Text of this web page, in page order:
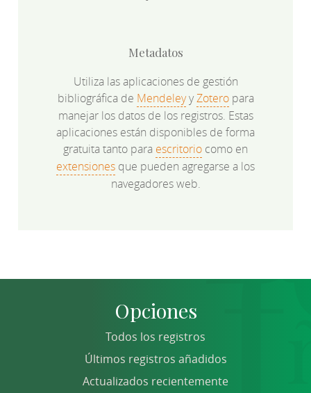
Metadatos
Utiliza las aplicaciones de gestión
bibliográfica de MendeleyyZoteropara
manejar los datos de los registros. Estas
aplicaciones están disponibles de forma
gratuita tanto para escritorio como en
extensiones que pueden agregarse a los
navegadores web.
Opciones
Todos los registros
Últimos registros añadidos
Actualizados recientemente